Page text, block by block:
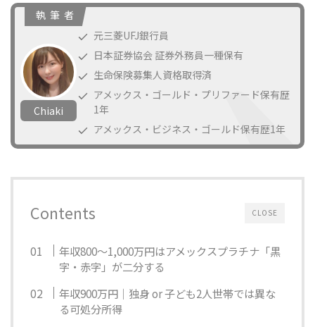
執 筆 者
Chiaki
元三菱UFJ銀行員
日本証券協会 証券外務員一種保有
生命保険募集人資格取得済
アメックス・ゴールド・プリファード保有歴
1年
アメックス・ビジネス・ゴールド保有歴1年
CLOSE
Contents
年収800〜1,000万円はアメックスプラチナ「黒
字・赤字」が二分する
年収900万円｜独身 or 子ども2人世帯では異な
る可処分所得